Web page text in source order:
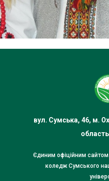
вул. Сумська, 46, м.
Єдиним офіційним
коледж Сумського